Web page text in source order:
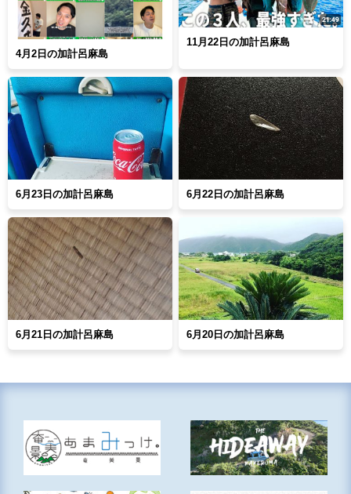
4月2日の加計呂麻島
11月22日の加計呂麻島
6月23日の加計呂麻島 6月22日の加計呂麻島
6月21日の加計呂麻島 6月20日の加計呂麻島